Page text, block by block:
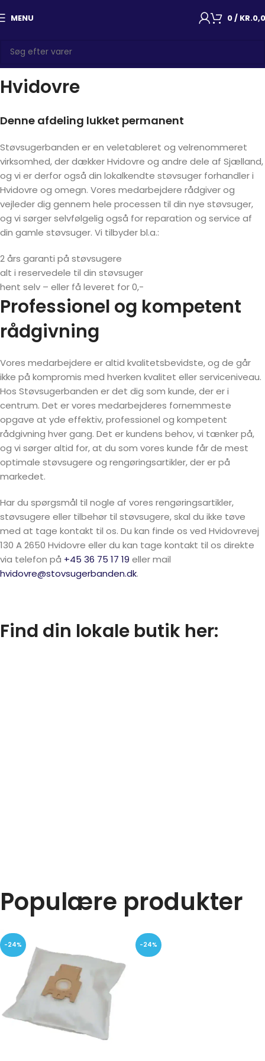
MENU 0/ KR.
Hvidovre
Denne afdeling lukket permanent
Støvsugerbanden er en veletableret og velrenommeret
virksomhed, der dækker Hvidovre og andre dele af Sjælland,
og vi er derfor også din lokalkendte støvsuger forhandler i
Hvidovre og omegn. Vores medarbejdere rådgiver og
vejleder dig gennem hele processen til din nye støvsuger,
og vi sørger selvfølgelig også for reparation og service af
din gamle støvsuger. Vi tilbyder bl.a.:
2 års garanti på støvsugere
alt i reservedele til din støvsuger
hent selv – eller få leveret for 0,-
Professionel og kompetent
rådgivning
Vores medarbejdere er altid kvalitetsbevidste, og de går
ikke på kompromis med hverken kvalitet eller serviceniveau.
Hos Støvsugerbanden er det dig som kunde, der er i
centrum. Det er vores medarbejderes fornemmeste
opgave at yde effektiv, professionel og kompetent
rådgivning hver gang. Det er kundens behov, vi tænker på,
og vi sørger altid for, at du som vores kunde får de mest
optimale støvsugere og rengøringsartikler, der er på
markedet.
Har du spørgsmål til nogle af vores rengøringsartikler,
støvsugere eller tilbehør til støvsugere, skal du ikke tøve
med at tage kontakt til os. Du kan finde os ved Hvidovrevej
130 A 2650 Hvidovre eller du kan tage kontakt til os direkte
via telefon på +45 36 75 17 19 eller mail
hvidovre@stovsugerbanden.dk.
Find din lokale butik her:
Populære produkter
-24% -24%